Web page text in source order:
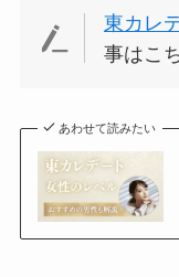
東カレ
事はこ
あわせて読みたい